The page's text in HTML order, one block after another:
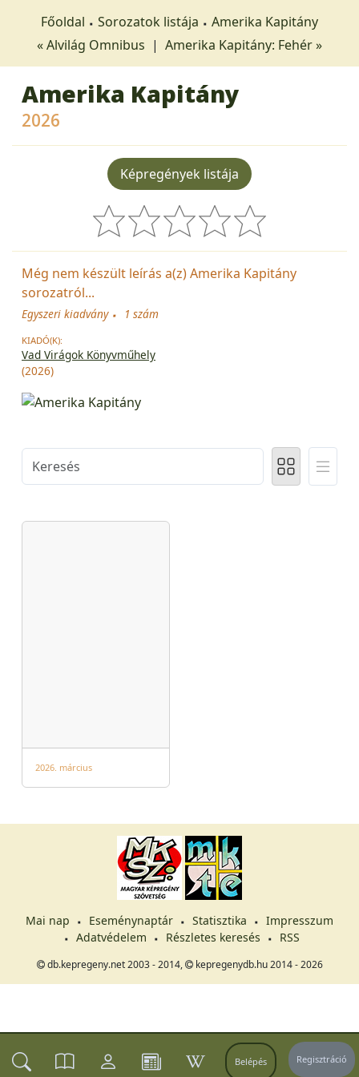
Belépés Regisztráció
Főoldal Sorozatok listája
Amerika Kapitány
« Alvilág Omnibus | Amerika Kapitány: Fehér »
Amerika Kapitány
2026
Képregények listája
Még nem készült leírás a(z) Amerika Kapitány
sorozatról...
Egyszeri kiadvány 1 szám
KIADÓ(K):
Vad Virágok Könyvműhely
(2026)
2026. március
Mai nap Eseménynaptár Statisztika
Impresszum
Adatvédelem
Részletes keresés RSS
db.kepregeny.net 2003 - 2014, kepregenydb.hu 2014 - 2026